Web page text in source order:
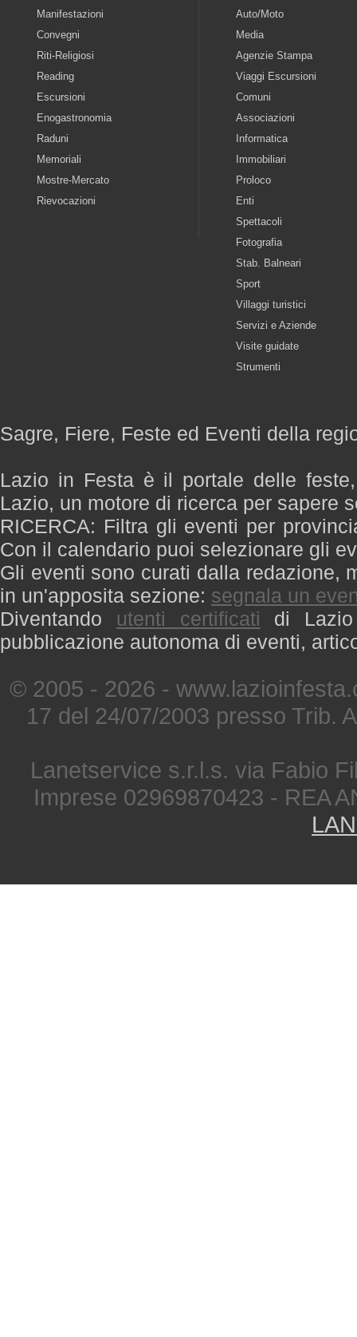
Manifestazioni
Convegni
Riti-Religiosi
Reading
Escursioni
Enogastronomia
Raduni
Memoriali
Mostre-Mercato
Rievocazioni
Auto/Moto
Media
Agenzie Stampa
Viaggi Escursioni
Comuni
Associazioni
Informatica
Immobiliari
Proloco
Enti
Spettacoli
Fotografia
Stab. Balneari
Sport
Villaggi turistici
Servizi e Aziende
Visite guidate
Strumenti
Sagre, Fiere, Feste ed Eventi della
Lazio in Festa è il portale delle
Lazio, un motore di ricerca per sapere
RICERCA: Filtra gli eventi per
Con il calendario puoi selezionare gli
Gli eventi sono curati dalla redazione,
in un'apposita sezione: segnala un
Diventando utenti certificati di
pubblicazione autonoma di eventi,
© 2005 - 2026 -
17 del 24/07/2003 presso Trib.
Lanetservice s.r.l.s. via Fabio
Imprese 02969870423 - REA